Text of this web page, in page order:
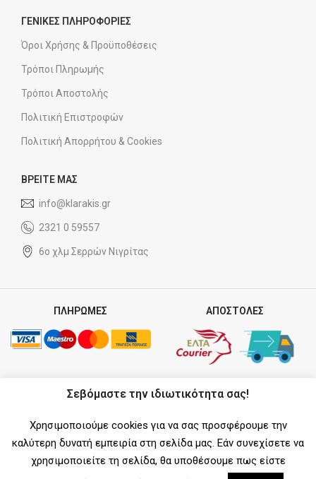
ΓΕΝΙΚΕΣ ΠΛΗΡΟΦΟΡΙΕΣ
Όροι Χρήσης & Προϋποθέσεις
Τρόποι Πληρωμής
Τρόποι Αποστολής
Πολιτική Επιστροφών
Πολιτική Απορρήτου & Cookies
ΒΡΕΙΤΕ ΜΑΣ
info@klarakis.gr
2321 0 59557
6ο χλμ Σερρών Νιγρίτας
ΠΛΗΡΩΜΕΣ ΑΠΟΣΤΟΛΕΣ
ΣΥΝΕΡΓΑΤΗΣ
SOCIAL MEDIA
Σεβόμαστε την ιδιωτικότητα σας!
Χρησιμοποιούμε cookies για να σας προσφέρουμε την
καλύτερη δυνατή εμπειρία στη σελίδα μας. Εάν συνεχίσετε να
χρησιμοποιείτε τη σελίδα, θα υποθέσουμε πως είστε